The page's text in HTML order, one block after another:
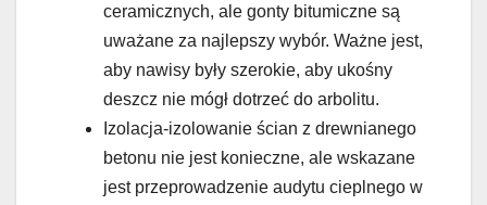
ceramicznych, ale gonty bitumiczne są
uważane za najlepszy wybór. Ważne jest,
aby nawisy były szerokie, aby ukośny
deszcz nie mógł dotrzeć do arbolitu.
Izolacja-izolowanie ścian z drewnianego
betonu nie jest konieczne, ale wskazane
jest przeprowadzenie audytu cieplnego w